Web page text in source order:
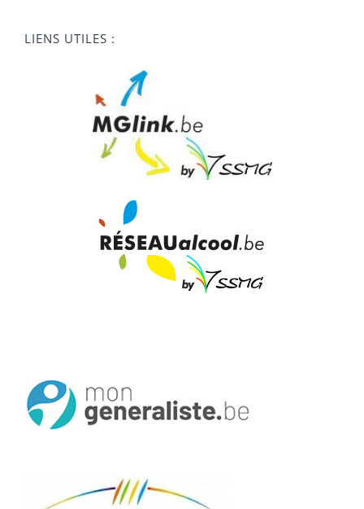
LIENS UTILES :